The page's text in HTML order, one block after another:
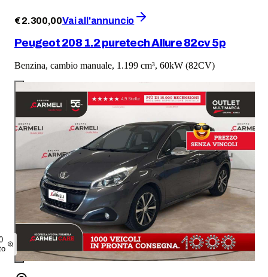
€2.300,00Vai all'annuncio
Peugeot 208 1.2 puretech Allure 82cv 5p
Benzina, cambio manuale, 1.199 cm³, 60kW (82CV)